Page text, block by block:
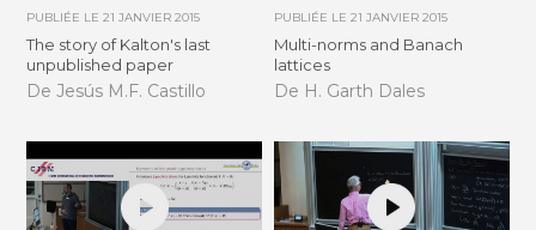
PUBLIÉE LE21 JANVIER 2015
The story of Kalton's last
unpublished paper
De Jesús M.F. Castillo
PUBLIÉE LE 21 JANVIER 2015
Multi-norms and Banach
lattices
De H. Garth Dales